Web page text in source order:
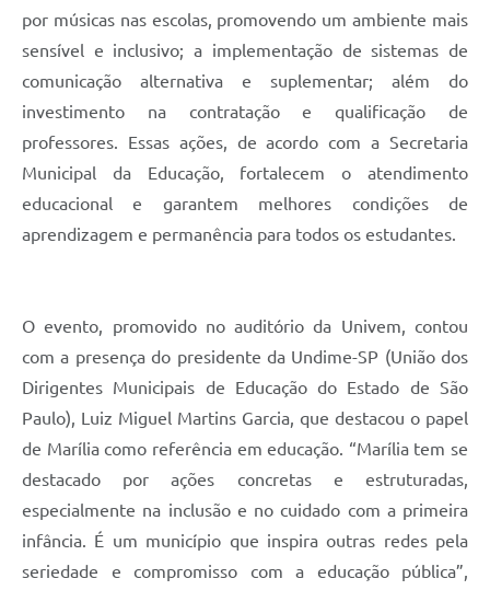
por músicas nas escolas, promovendo um ambiente mais
sensível e inclusivo; a implementação de sistemas de
comunicação alternativa e suplementar; além do
investimento na contratação e qualificação de
professores. Essas ações, de acordo com a Secretaria
Municipal da Educação, fortalecem o atendimento
educacional e garantem melhores condições de
aprendizagem e permanência para todos os estudantes.
O evento, promovido no auditório da Univem, contou
com a presença do presidente da Undime-SP (União dos
Dirigentes Municipais de Educação do Estado de São
Paulo), Luiz Miguel Martins Garcia, que destacou o papel
de Marília como referência em educação. “Marília tem se
destacado por ações concretas e estruturadas,
especialmente na inclusão e no cuidado com a primeira
infância. É um município que inspira outras redes pela
seriedade e compromisso com a educação pública”,